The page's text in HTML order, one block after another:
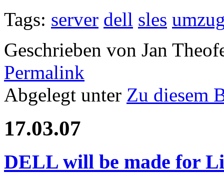
Tags: server dell sles
Geschrieben von Jan
Permalink
Abgelegt unter Zu diesem
17.03.07
DELL will be made for